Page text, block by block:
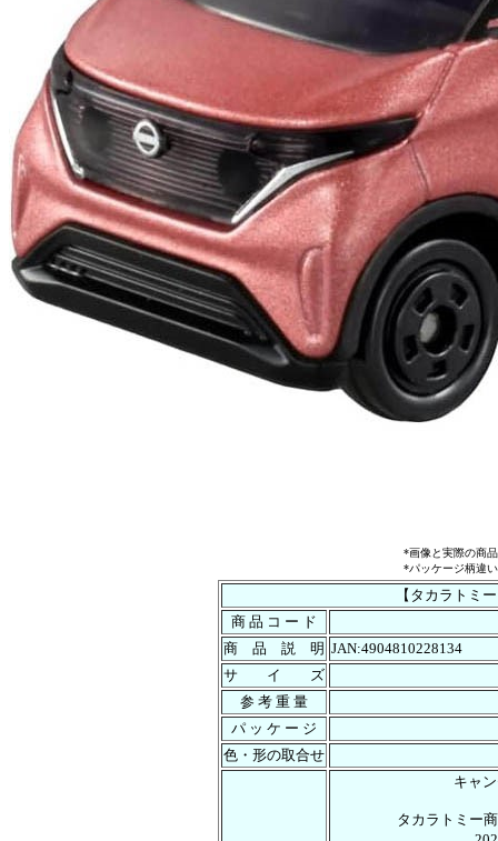
*画像と実際の商
*パッケージ柄違
【タカラトミ
商 品 コ ー ド
商 品 説 明 JAN:4904810228134
サ イ ズ
参 考 重 量
パ ッ ケ ー ジ
色・形の取合せ
キャ
タカラトミー